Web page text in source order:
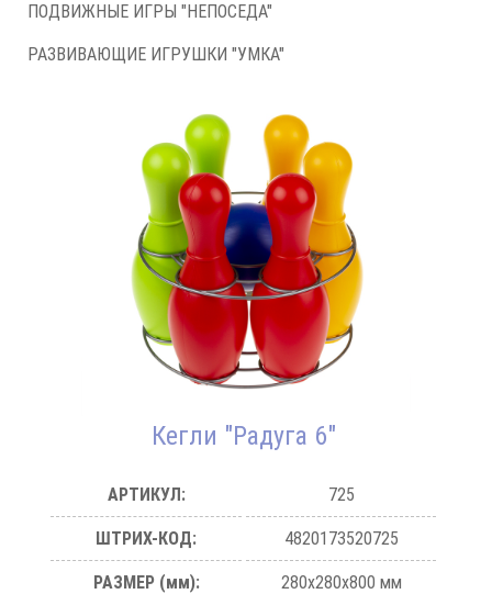
ПОДВИЖНЫЕ ИГРЫ "НЕПОСЕДА"
РАЗВИВАЮЩИЕ ИГРУШКИ "УМКА"
Кегли "Радуга 6"
АРТИКУЛ: 725
ШТРИХ-КОД: 4820173520725
РАЗМЕР (мм): 280х280х800 мм